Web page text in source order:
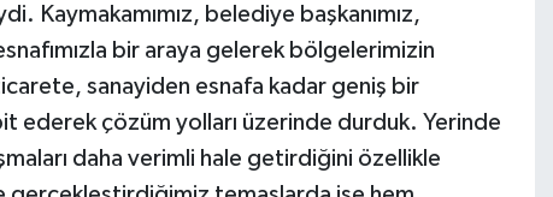
Kaymakamımız, belediye başkanımız,
bir araya gelerek bölgelerimizin
sanayiden esnafa kadar geniş bir
ederek çözüm yolları üzerinde durduk. Yerinde
daha verimli hale getirdiğini özellikle